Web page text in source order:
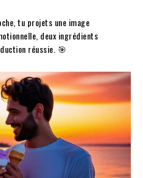
tu projets une image
deux ingrédients
réussie. 🎯